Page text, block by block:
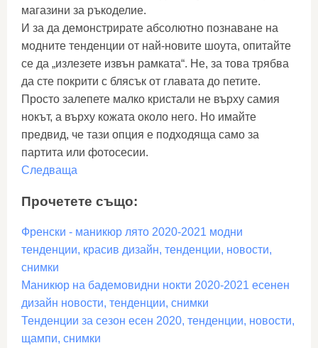
магазини за ръкоделие.
И за да демонстрирате абсолютно познаване на
модните тенденции от най-новите шоута, опитайте
се да „излезете извън рамката“. Не, за това трябва
да сте покрити с блясък от главата до петите.
Просто залепете малко кристали не върху самия
нокът, а върху кожата около него. Но имайте
предвид, че тази опция е подходяща само за
партита или фотосесии.
Следваща
Прочетете също:
Френски - маникюр лято 2020-2021 модни
тенденции, красив дизайн, тенденции, новости,
снимки
Маникюр на бадемовидни нокти 2020-2021 есенен
дизайн новости, тенденции, снимки
Тенденции за сезон есен 2020, тенденции, новости,
щампи, снимки